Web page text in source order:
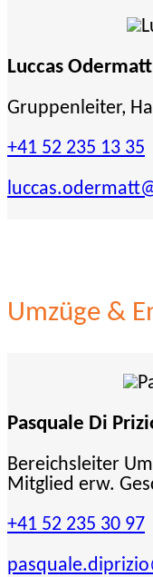
Luccas Odermatt
Gruppenleiter,
+41 52 235 13 35
luccas.odermatt
Umzüge &
Pasquale Di
Bereichsleiter
Mitglied erw.
+41 52 235 30 97
pasquale.diprizio